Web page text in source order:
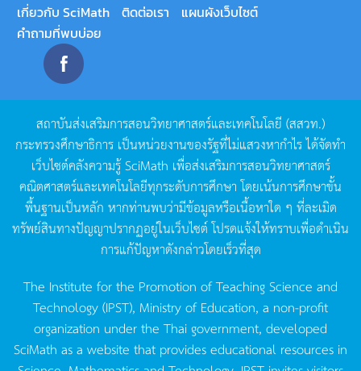
เกี่ยวกับ SciMath ติดต่อเรา
แผนผังเว็บไซต์
คำถามที่พบบ่อย
สถาบันส่งเสริมการสอนวิทยาศาสตร์และเทคโนโลยี (สสวท.)
กระทรวงศึกษาธิการ เป็นหน่วยงานของรัฐที่ไม่แสวงหากำไรได้จัดทำ
เว็บไซต์คลังความรู้SciMath เพื่อส่งเสริมการสอนวิทยาศาสตร์
คณิตศาสตร์และเทคโนโลยีทุกระดับการศึกษา โดยเน้นการศึกษาขั้น
พื้นฐานเป็นหลัก หากท่านพบว่ามีข้อมูลหรือเนื้อหาใด ๆ ที่ละเมิด
ทรัพย์สินทางปัญญาปรากฏอยู่ในเว็บไซต์โปรดแจ้งให้ทราบเพื่อดำเนิน
การแก้ปัญหาดังกล่าวโดยเร็วที่สุด
The Institute for the Promotion of Teaching Science and
Technology (IPST), Ministry of Education, a non-profit
organization under the Thai government, developed
SciMath as a website that provides educational resources in